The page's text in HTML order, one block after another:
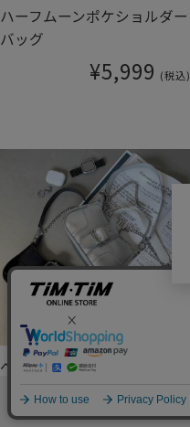
ハーフムーンポケショルダー
バッグ
¥5,999 (税込)
ベルトミニショルダーバッグ
¥3,628 (税込)
アイテム